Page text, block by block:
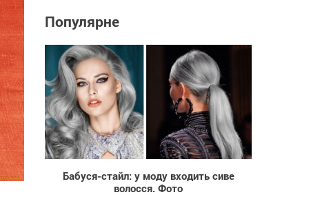
Популярне
1 698
Бабуся-стайл: у моду входить сиве
волосся. Фото